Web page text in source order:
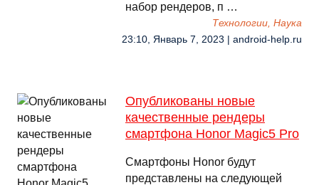
набор рендеров, п …
Технологии, Наука
23:10, Январь 7, 2023 | android-help.ru
Опубликованы новые
качественные рендеры
смартфона Honor Magic5 Pro
Смартфоны Honor будут
представлены на следующей